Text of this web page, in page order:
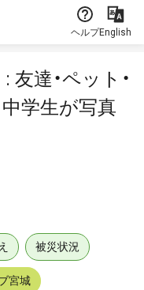
ヘルプEnglish
達・ペット・
学生が写真
被災状況
宮城